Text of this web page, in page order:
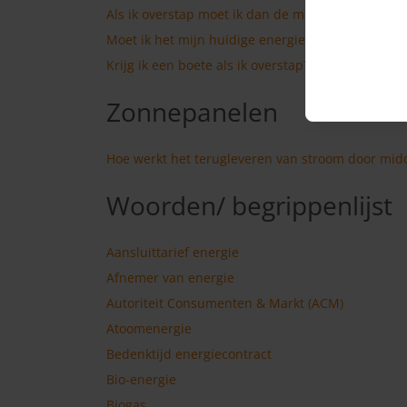
Als ik overstap moet ik dan de meterstanden
Moet ik het mijn huidige energieleverancier bij
Krijg ik een boete als ik overstap?
Zonnepanelen
Hoe werkt het terugleveren van stroom door
Woorden/ begrippenlijst
Aansluittarief energie
Afnemer van energie
Autoriteit Consumenten & Markt (ACM)
Atoomenergie
Bedenktijd energiecontract
Bio-energie